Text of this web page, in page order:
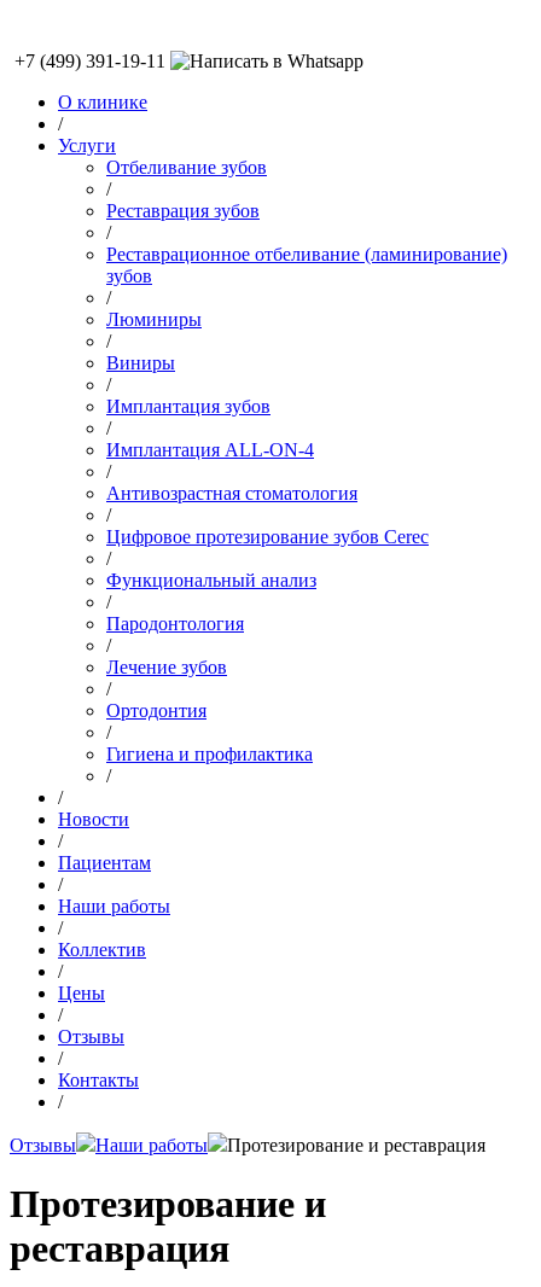
+7 (499) 391-19-11
О клинике
/
Услуги
Отбеливание зубов
/
Реставрация зубов
/
Реставрационное отбеливание (ламинирование)
зубов
/
Люминиры
/
Виниры
/
Имплантация зубов
/
Имплантация ALL-ON-4
/
Антивозрастная стоматология
/
Цифровое протезирование зубов Cerec
/
Функциональный анализ
/
Пародонтология
/
Лечение зубов
/
Ортодонтия
/
Гигиена и профилактика
/
/
Новости
/
Пациентам
/
Наши работы
/
Коллектив
/
Цены
/
Отзывы
/
Контакты
/
Отзывы Наши работы Протезирование и реставрация
Протезирование и
реставрация